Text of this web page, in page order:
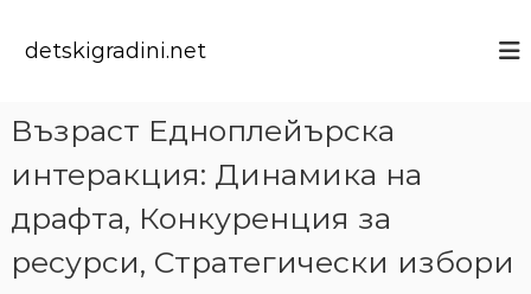
detskigradini.net
Възраст Едноплейърска
интеракция: Динамика на
драфта, Конкуренция за
ресурси, Стратегически избори